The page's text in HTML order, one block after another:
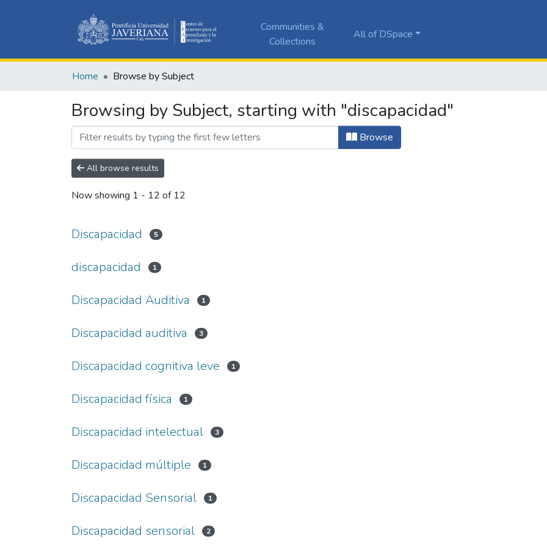
Communities &
Collections
All of DSpace
Home Browse by Subject
Browsing by Subject, starting with "discapacidad"
Browse
All browse results
Now showing 1 - 12 of 12
Discapacidad 5
discapacidad 1
Discapacidad Auditiva 1
Discapacidad auditiva 3
Discapacidad cognitiva leve 1
Discapacidad física 1
Discapacidad intelectual 3
Discapacidad múltiple 1
Discapacidad Sensorial 1
Discapacidad sensorial 2